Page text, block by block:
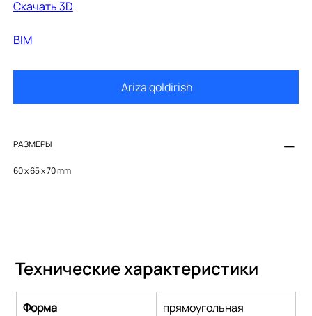
Cкачать 3D
BIM
Ariza qoldirish
РАЗМЕРЫ
60 x 65 x 70 mm
Технические характеристики
Форма прямоугольная